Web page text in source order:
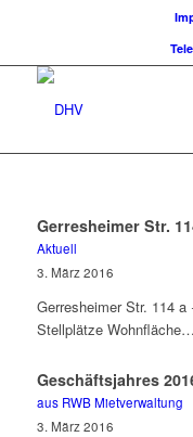
Gerresheimer Str.
Aktuell
3. März 2016
Gerresheimer Str. 114
Stellplätze Wohnfläche…
Geschäftsjahres
aus RWB Mietverwaltung
3. März 2016